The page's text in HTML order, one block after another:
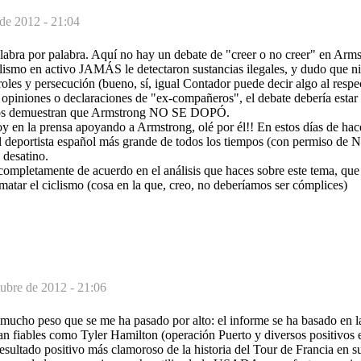
2012 - 21:04
por palabra. Aquí no hay un debate de "creer o no creer" en
en activo JAMÁS le detectaron sustancias ilegales, y dudo que
y persecución (bueno, sí, igual Contador puede decir algo al
o declaraciones de "ex-compañeros", el debate debería
demuestran que Armstrong NO SE DOPÓ.
en la prensa apoyando a Armstrong, olé por él!! En estos días de
deportista español más grande de todos los tiempos (con permiso de
desatino.
de acuerdo en el análisis que haces sobre este tema,
el ciclismo (cosa en la que, creo, no deberíamos ser cómplices)
de 2012 - 21:06
peso que se me ha pasado por alto: el informe se ha basado en
fiables como Tyler Hamilton (operación Puerto y diversos positivos
positivo más clamoroso de la historia del Tour de Francia en